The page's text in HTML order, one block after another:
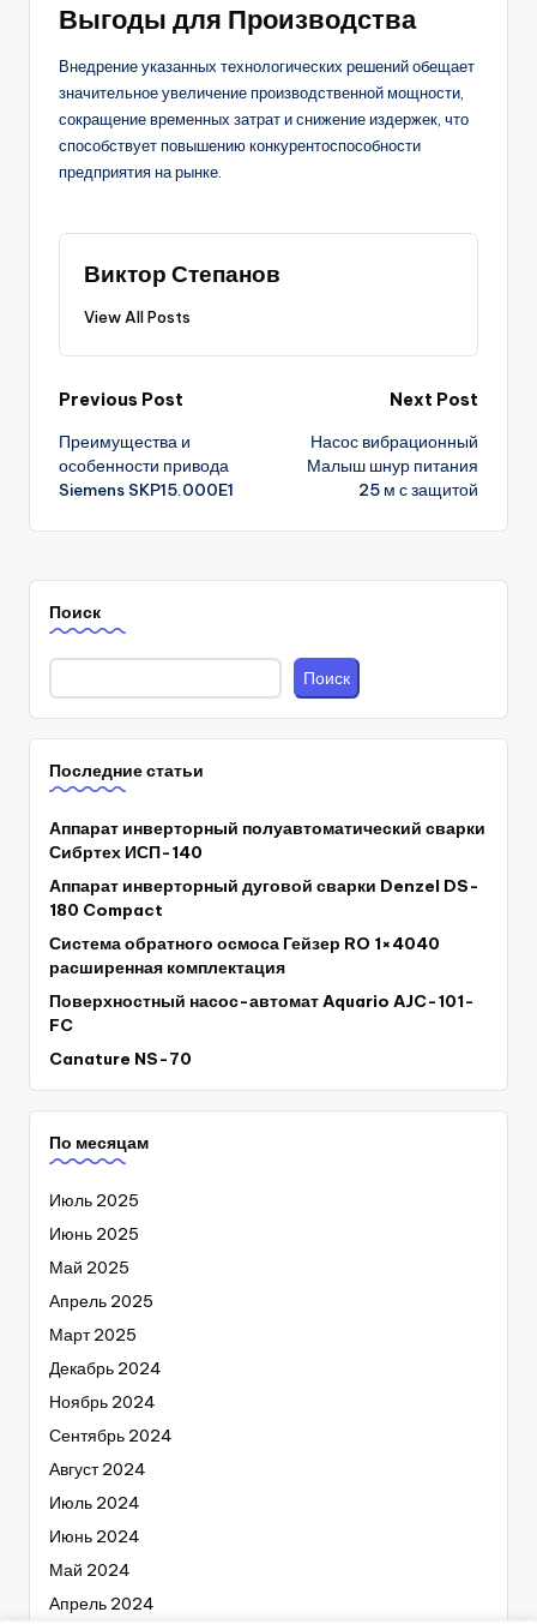
Выгоды для Производства
Внедрение указанных технологических решений обещает
значительное увеличение производственной мощности,
сокращение временных затрат и снижение издержек, что
способствует повышению конкурентоспособности
предприятия на рынке.
Виктор Степанов
View All Posts
Post
navigation
Previous Post
Преимущества и
особенности привода
Siemens SKP15.000E1
Next Post
Насос вибрационный
Малыш шнур питания
25 м с защитой
Поиск
Поиск
Последние статьи
Аппарат инверторный полуавтоматический сварки
Сибртех ИСП-140
Аппарат инверторный дуговой сварки Denzel DS-
180 Compact
Система обратного осмоса Гейзер RO 1×4040
расширенная комплектация
Поверхностный насос-автомат Aquario AJC-101-
FC
Canature NS-70
По месяцам
Июль 2025
Июнь 2025
Май 2025
Апрель 2025
Март 2025
Декабрь 2024
Ноябрь 2024
Сентябрь 2024
Август 2024
Июль 2024
Июнь 2024
Май 2024
Апрель 2024